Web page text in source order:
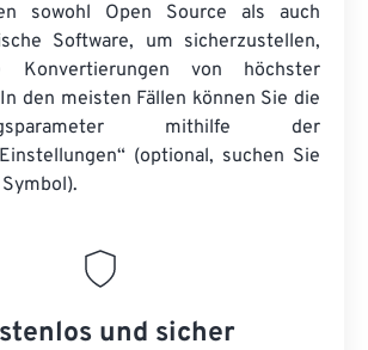
sowohl Open Source als auch
Software, um sicherzustellen,
Konvertierungen von höchster
den meisten Fällen können Sie die
mithilfe der
(optional, suchen Sie
Symbol).
und sicher